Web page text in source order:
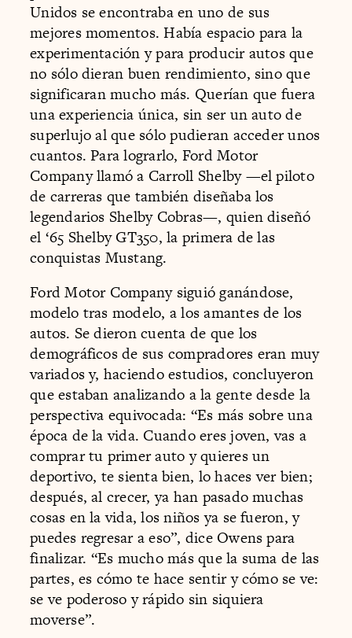
Unidos se encontraba en uno de sus
mejores momentos. Había espacio para la
experimentación y para producir autos que
no sólo dieran buen rendimiento, sino que
significaran mucho más. Querían que fuera
una experiencia única, sin ser un auto de
superlujo al que sólo pudieran acceder unos
cuantos. Para lograrlo, Ford Motor
Company llamó a Carroll Shelby —el piloto
de carreras que también diseñaba los
legendarios Shelby Cobras—, quien diseñó
el ‘65 Shelby GT350, la primera de las
conquistas Mustang.
Ford Motor Company siguió ganándose,
modelo tras modelo, a los amantes de los
autos. Se dieron cuenta de que los
demográficos de sus compradores eran muy
variados y, haciendo estudios, concluyeron
que estaban analizando a la gente desde la
perspectiva equivocada: “Es más sobre una
época de la vida. Cuando eres joven, vas a
comprar tu primer auto y quieres un
deportivo, te sienta bien, lo haces ver bien;
después, al crecer, ya han pasado muchas
cosas en la vida, los niños ya se fueron, y
puedes regresar a eso”, dice Owens para
finalizar. “Es mucho más que la suma de las
partes, es cómo te hace sentir y cómo se ve:
se ve poderoso y rápido sin siquiera
moverse”.